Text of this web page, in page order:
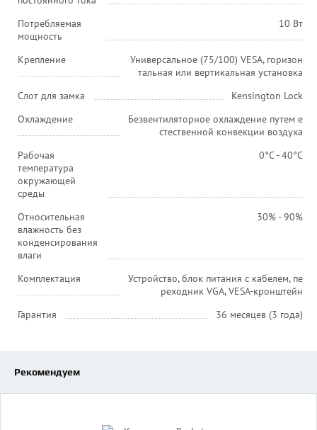
Потребляемая
мощность
10 Вт
Крепление
Универсальное (75/100) VESA, горизон
тальная или вертикальная установка
Слот для замка
Kensington Lock
Охлаждение
Безвентиляторное охлаждение путем е
стественной конвекции воздуха
Рабочая
температура
окружающей
среды
0°C - 40°C
Относительная
влажность без
конденсирования
влаги
30% - 90%
Комплектация
Устройство, блок питания с кабелем, пе
реходник VGA, VESA-кронштейн
Гарантия
36 месяцев (3 года)
Рекомендуем